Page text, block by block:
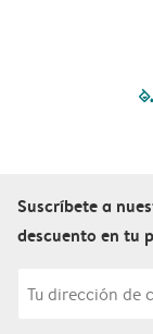
Suscríbete a
descuento en tu